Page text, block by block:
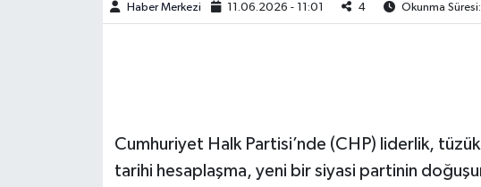
Haber Merkezi 11.06.2026 - 11:01 4 Okunma
Cumhuriyet Halk Partisi’nde (CHP) liderlik,
tarihi hesaplaşma, yeni bir siyasi partinin